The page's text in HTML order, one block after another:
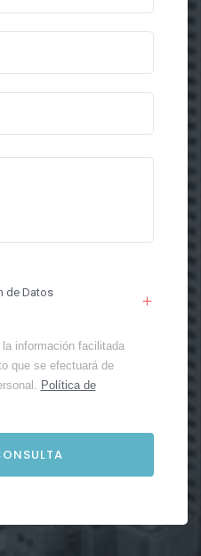
de Datos
información facilitada
que se efectuará de
Política de